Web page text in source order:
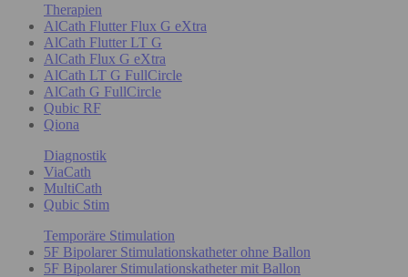
Therapien
AlCath Flutter Flux G eXtra
AlCath Flutter LT G
AlCath Flux G eXtra
AlCath LT G FullCircle
AlCath G FullCircle
Qubic RF
Qiona
Diagnostik
ViaCath
MultiCath
Qubic Stim
Temporäre Stimulation
5F Bipolarer Stimulationskatheter ohne Ballon
5F Bipolarer Stimulationskatheter mit Ballon